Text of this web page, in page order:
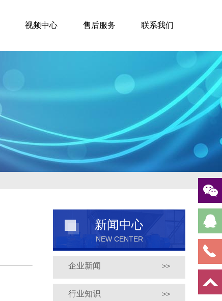
视频中心 售后服务 联系我们
新闻中心
NEW CENTER
企业新闻 >>
行业知识 >>